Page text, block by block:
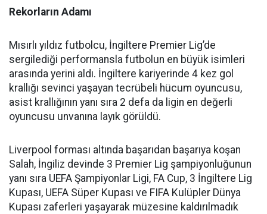
Rekorların Adamı
Mısırlı yıldız futbolcu, İngiltere Premier Lig’de
sergilediği performansla futbolun en büyük isimleri
arasında yerini aldı. İngiltere kariyerinde 4 kez gol
krallığı sevinci yaşayan tecrübeli hücum oyuncusu,
asist krallığının yanı sıra 2 defa da ligin en değerli
oyuncusu unvanına layık görüldü.
Liverpool forması altında başarıdan başarıya koşan
Salah, İngiliz devinde 3 Premier Lig şampiyonluğunun
yanı sıra UEFA Şampiyonlar Ligi, FA Cup, 3 İngiltere Lig
Kupası, UEFA Süper Kupası ve FIFA Kulüpler Dünya
Kupası zaferleri yaşayarak müzesine kaldırılmadık